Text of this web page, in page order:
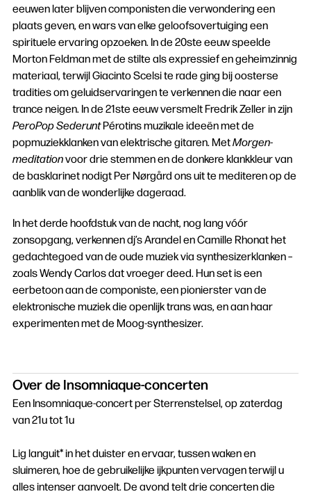
eeuwen later blijven componisten die verwondering een
plaats geven, en wars van elke geloofsovertuiging een
spirituele ervaring opzoeken. In de 20ste eeuw speelde
Morton Feldman met de stilte als expressief en geheimzinnig
materiaal, terwijl Giacinto Scelsi te rade ging bij oosterse
tradities om geluidservaringen te verkennen die naar een
trance neigen. In de 21ste eeuw versmelt Fredrik Zeller in zijn
PeroPop SederuntPérotins muzikale ideeën met de
popmuziekklanken van elektrische gitaren. MetMorgen-
meditationvoor drie stemmen en de donkere klankkleur van
de basklarinet nodigt Per Nørgård ons uit te mediteren op de
aanblik van de wonderlijke dageraad.
In het derde hoofdstuk van de nacht, nog lang vóór
zonsopgang, verkennen dj’s Arandel en Camille Rhonat het
gedachtegoed van de oude muziek via synthesizerklanken –
zoals Wendy Carlos dat vroeger deed. Hun set is een
eerbetoon aan de componiste, een pionierster van de
elektronische muziek die openlijk trans was, en aan haar
experimenten met de Moog-synthesizer.
Over de Insomniaque-concerten
Een Insomniaque-concert per Sterrenstelsel, op zaterdag
van 21u tot 1u
Lig languit* in het duister en ervaar, tussen waken en
sluimeren, hoe de gebruikelijke ijkpunten vervagen terwijl u
alles intenser aanvoelt. De avond telt drie concerten die